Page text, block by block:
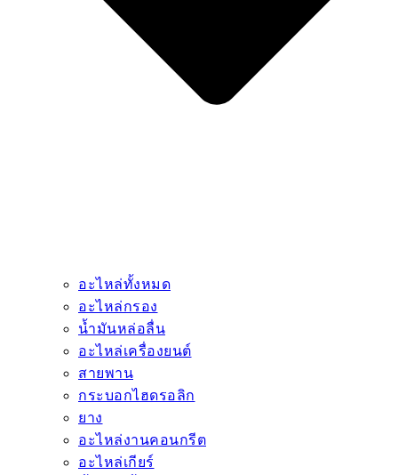
อะไหล่ทั้งหมด
อะไหล่กรอง
น้ำมันหล่อลื่น
อะไหล่เครื่องยนต์
สายพาน
กระบอกไฮดรอลิก
ยาง
อะไหล่งานคอนกรีต
อะไหล่เกียร์